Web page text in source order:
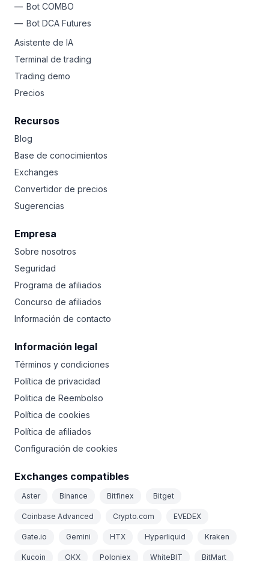
Bot COMBO
Bot DCA Futures
Asistente de IA
Terminal de trading
Trading demo
Precios
Recursos
Blog
Base de conocimientos
Exchanges
Convertidor de precios
Sugerencias
Empresa
Sobre nosotros
Seguridad
Programa de afiliados
Concurso de afiliados
Información de contacto
Información legal
Términos y condiciones
Política de privacidad
Politica de Reembolso
Política de cookies
Política de afiliados
Configuración de cookies
Exchanges compatibles
Aster Binance Bitfinex Bitget
Coinbase Advanced Crypto.com EVEDEX
Gate.io Gemini HTX Hyperliquid Kraken
Kucoin OKX Poloniex WhiteBIT BitMart